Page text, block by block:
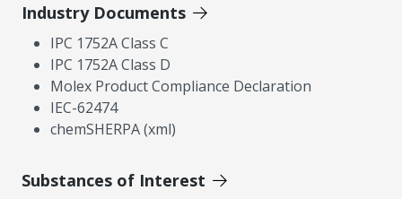
Industry Documents
IPC 1752A Class C
IPC 1752A Class D
Molex Product Compliance Declaration
IEC-62474
chemSHERPA (xml)
Substances of Interest